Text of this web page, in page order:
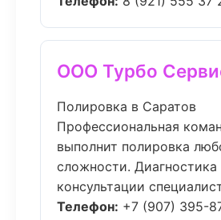
ООО Турбо
Полировка в Саратов
Профессиональная
выполнит полировка
сложности. Диагностика
консультации
Телефон: +7 (907) 395-